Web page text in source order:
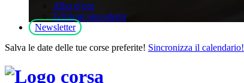
Albo d’oro
Edizioni precedenti
Newsletter
Salva le date delle tue corse preferite! Sincronizza il calendario!